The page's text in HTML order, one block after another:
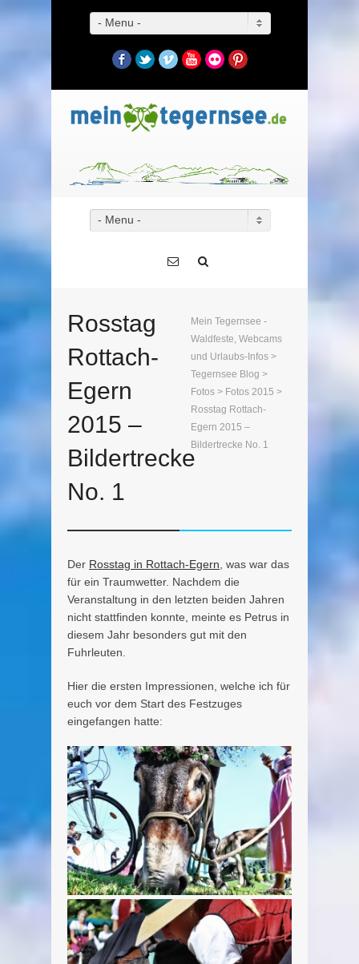
- Menu -
Facebook
TwitterVimeoYouTube
FlickrPinterest
- Menu -
Rosstag
Rottach-
Egern
2015 –
Bildertrecke
No. 1
Mein Tegernsee -
Waldfeste, Webcams
und Urlaubs-Infos >
Tegernsee Blog >
Fotos > Fotos 2015 >
Rosstag Rottach-
Egern 2015 –
Bildertrecke No. 1
Der Rosstag in Rottach-Egern , was war das
für ein Traumwetter. Nachdem die
Veranstaltung in den letzten beiden Jahren
nicht stattfinden konnte, meinte es Petrus in
diesem Jahr besonders gut mit den
Fuhrleuten.
Hier die ersten Impressionen, welche ich für
euch vor dem Start des Festzuges
eingefangen hatte: